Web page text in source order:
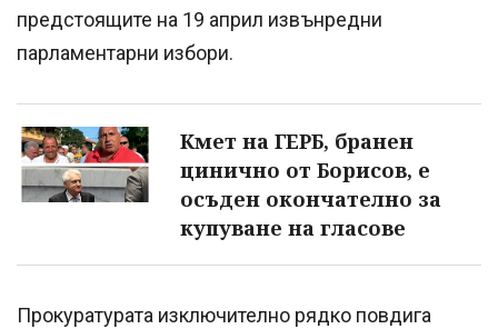
предстоящите на 19 април извънредни
парламентарни избори.
Кмет на ГЕРБ, бранен
цинично от Борисов, е
осъден окончателно за
купуване на гласове
Прокуратурата изключително рядко повдига